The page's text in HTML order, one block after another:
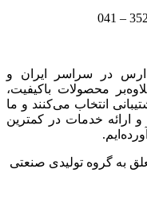
ارس در سراسر ایران و
محصولات باکیفیت،
انتخاب می‌کنند و ما
و ارائه خدمات در کمترین
به گروه تولیدی صنعتی